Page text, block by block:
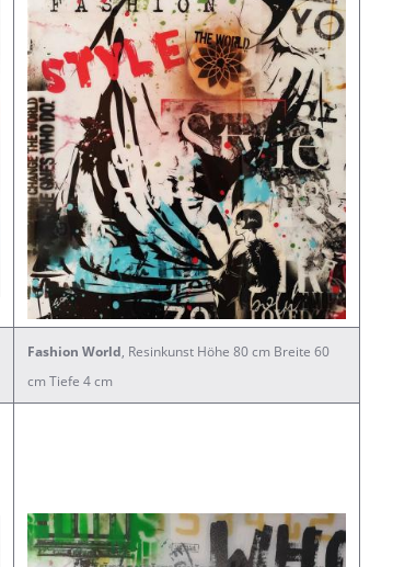
Fashion World, Resinkunst Höhe 80 cm Breite 60
cm Tiefe 4 cm